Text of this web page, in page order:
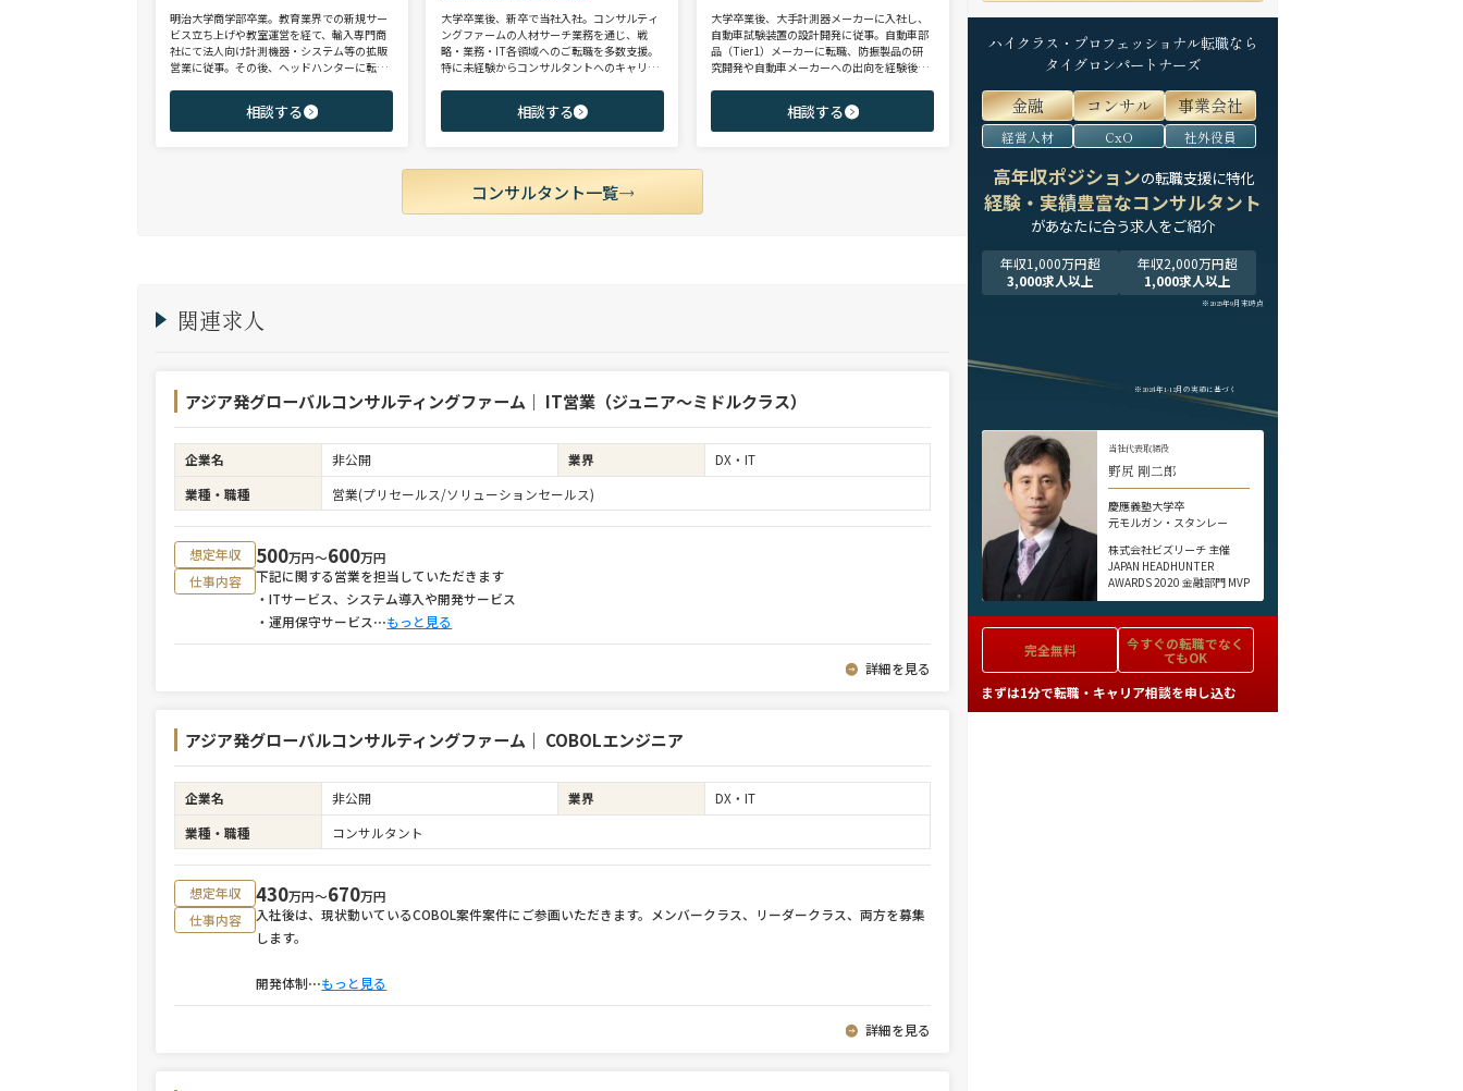
明治大学商学部卒業。教育業界での新規サー
ビス立ち上げや教室運営を経て、輸入専門商
社にて法人向け計測機器・システム等の拡販
営業に従事。その後、ヘッドハンターに転身
て当社に参画。 製造全般/プラントエンジニ
アリング/物流/SIer/SaaSまで幅広い領域、職
相談する
大学卒業後、新卒で当社入社。コンサルティ
ングファームの人材サーチ業務を通じ、戦
略・業務・IT各領域へのご転職を多数支援。
特に未経験からコンサルタントへのキャリア
ご志向と市場動向を踏まえ最適なキャリアを
ご提案させていただきます。
相談する
大学卒業後、大手計測器メーカーに入社し、
自動車試験装置の設計開発に従事。自動車部
品（Tier1）メーカーに転職、防振製品の研
究開発や自動車メーカーへの出向を経験後、
ど幅広いご支援実績。 【受賞歴】 ・日経転職
版 Performance Award Executive部門 MVP ・
相談する
コンサルタント一覧
関連求人
アジア発グローバルコンサルティングファーム｜ IT営業（ジュニア～ミドルクラス）
企業名 非公開 業界
DX・IT
業種・職種
営業(プリセールス/ソリューションセールス)
想定年収 500万円〜600万円
仕事内容
下記に関する営業を担当していただきます
・ITサービス、システム導入や開発サービス
・運用保守サービス⋯もっと見る
詳細を見る
アジア発グローバルコンサルティングファーム｜ COBOLエンジニア
企業名 非公開 業界
DX・IT
業種・職種
コンサルタント
想定年収 430万円〜670万円
仕事内容
入社後は、現状動いているCOBOL案件案件にご参画いただきます。メンバークラス、リーダークラス、両方を募集
します。
開発体制⋯もっと見る
詳細を見る
ハイクラス・プロフェッショナル転職なら
タイグロンパートナーズ
金融 コンサル 事業会社
経営人材 CxO 社外役員
高年収ポジションの転職支援に特化
経験・実績豊富なコンサルタント
があなたに合う求人をご紹介
年収1,000万円超
3,000求人以上
年収2,000万円超
1,000求人以上
※2025年9月末時点
※2024年1-12月の実績に基づく
当社代表取締役
野尻 剛二郎
慶應義塾大学卒
元モルガン・スタンレー
株式会社ビズリーチ 主催
JAPAN HEADHUNTER
AWARDS 2020 金融部門 MVP
完全無料 今すぐの転職でなく
てもOK
まずは1分で転職・キャリア相談を申し込む